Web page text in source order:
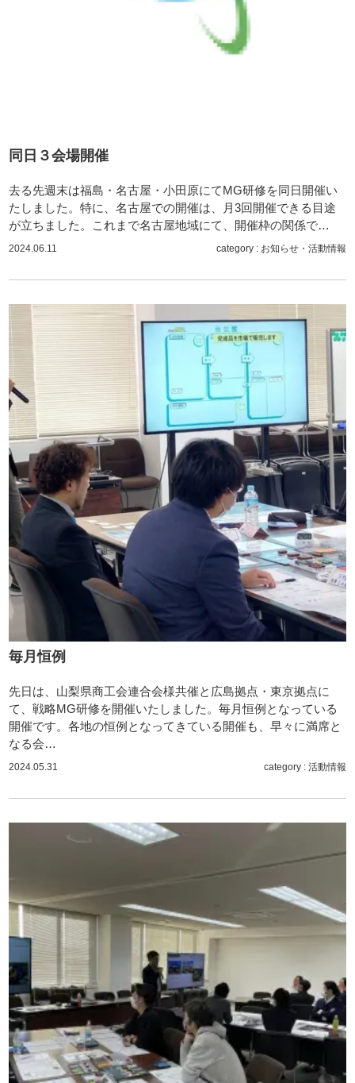
同日３会場開催
去る先週末は福島・名古屋・小田原にてMG研修を同日開催い
たしました。特に、名古屋での開催は、月3回開催できる目途
が立ちました。これまで名古屋地域にて、開催枠の関係で…
2024.06.11 category : お知らせ・ 活動情報
毎月恒例
先日は、山梨県商工会連合会様共催と広島拠点・東京拠点に
て、戦略MG研修を開催いたしました。毎月恒例となっている
開催です。各地の恒例となってきている開催も、早々に満席と
なる会…
2024.05.31 category : 活動情報